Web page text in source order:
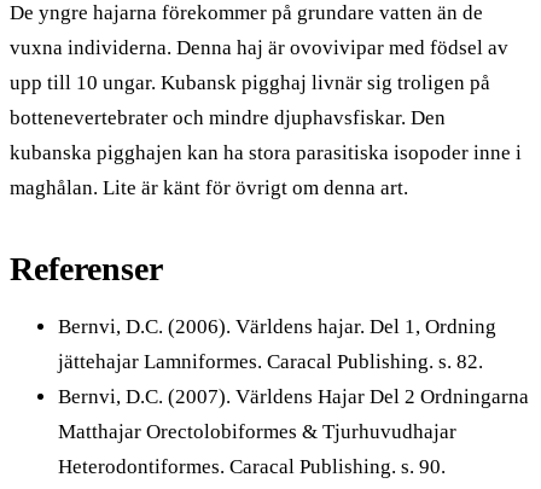
De yngre hajarna förekommer på grundare vatten än de
vuxna individerna. Denna haj är ovovivipar med födsel av
upp till 10 ungar. Kubansk pigghaj livnär sig troligen på
bottenevertebrater och mindre djuphavsfiskar. Den
kubanska pigghajen kan ha stora parasitiska isopoder inne i
maghålan. Lite är känt för övrigt om denna art.
Referenser
Bernvi, D.C. (2006). Världens hajar. Del 1, Ordning
jättehajar Lamniformes. Caracal Publishing. s. 82.
Bernvi, D.C. (2007). Världens Hajar Del 2 Ordningarna
Matthajar Orectolobiformes & Tjurhuvudhajar
Heterodontiformes. Caracal Publishing. s. 90.